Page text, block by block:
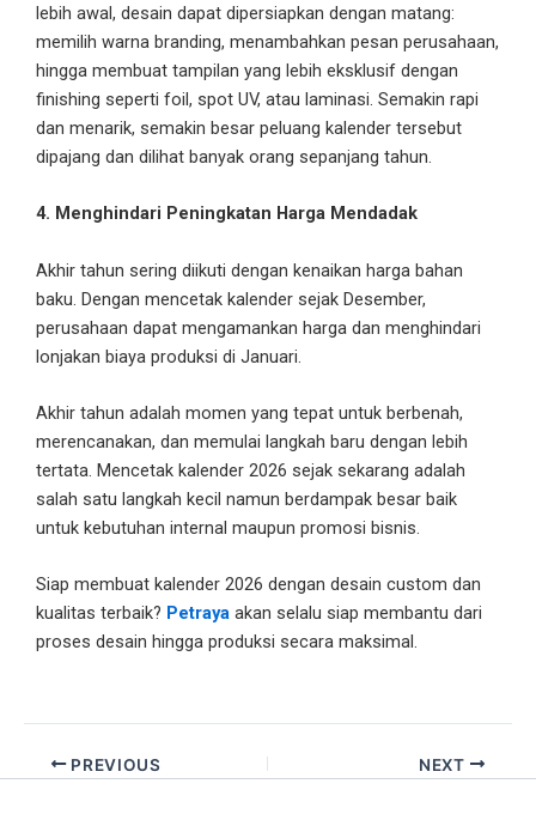
lebih awal, desain dapat dipersiapkan dengan matang:
memilih warna branding, menambahkan pesan perusahaan,
hingga membuat tampilan yang lebih eksklusif dengan
finishing seperti foil, spot UV, atau laminasi. Semakin rapi
dan menarik, semakin besar peluang kalender tersebut
dipajang dan dilihat banyak orang sepanjang tahun.
4. Menghindari Peningkatan Harga Mendadak
Akhir tahun sering diikuti dengan kenaikan harga bahan
baku. Dengan mencetak kalender sejak Desember,
perusahaan dapat mengamankan harga dan menghindari
lonjakan biaya produksi di Januari.
Akhir tahun adalah momen yang tepat untuk berbenah,
merencanakan, dan memulai langkah baru dengan lebih
tertata. Mencetak kalender 2026 sejak sekarang adalah
salah satu langkah kecil namun berdampak besar baik
untuk kebutuhan internal maupun promosi bisnis.
Siap membuat kalender 2026 dengan desain custom dan
kualitas terbaik? Petraya akan selalu siap membantu dari
proses desain hingga produksi secara maksimal.
PREVIOUS NEXT